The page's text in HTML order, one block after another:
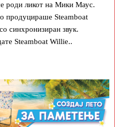
роди ликот на Мики Маус.
продуцираше Steamboat
синхронизиран звук.
Steamboat Willie..